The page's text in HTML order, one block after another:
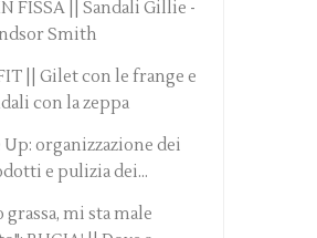
FISSA || Sandali Gillie -
Smith
|| Gilet con le frange e
con la zeppa
Up: organizzazione dei
e pulizia dei...
grassa, mi sta male